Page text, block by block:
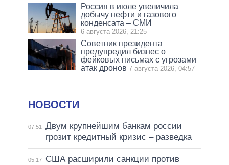
Россия в июле увеличила
добычу нефти и газового
конденсата – СМИ
6 августа 2026, 21:25
Советник президента
предупредил бизнес о
фейковых письмах с угрозами
атак дронов 7 августа 2026, 04:57
НОВОСТИ
07:51
Двум крупнейшим банкам россии
грозит кредитный кризис – разведка
05:17
США расширили санкции против